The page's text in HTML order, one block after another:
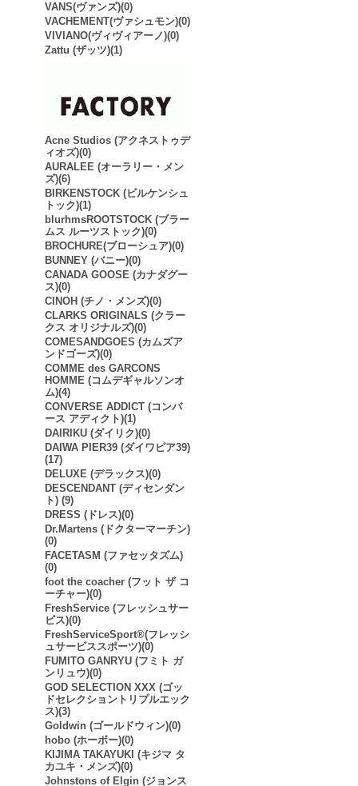
VANS(ヴァンズ)(0)
VACHEMENT(ヴァシュモン)(0)
VIVIANO(ヴィヴィアーノ)(0)
Zattu (ザッツ)(1)
Acne Studios (アクネストゥデ
ィオズ)(0)
AURALEE (オーラリー・メン
ズ)(6)
BIRKENSTOCK (ビルケンシュ
トック)(1)
blurhmsROOTSTOCK (ブラー
ムス ルーツストック)(0)
BROCHURE(ブローシュア)(0)
BUNNEY (バニー)(0)
CANADA GOOSE (カナダグー
ス)(0)
CINOH (チノ・メンズ)(0)
CLARKS ORIGINALS (クラー
クス オリジナルズ)(0)
COMESANDGOES (カムズア
ンドゴーズ)(0)
COMME des GARCONS
HOMME (コムデギャルソンオ
ム)(4)
CONVERSE ADDICT (コンバ
ース アディクト)(1)
DAIRIKU (ダイリク)(0)
DAIWA PIER39 (ダイワピア39)
(17)
DELUXE (デラックス)(0)
DESCENDANT (ディセンダン
ト) (9)
DRESS (ドレス)(0)
Dr.Martens (ドクターマーチン)
(0)
FACETASM (ファセッタズム)
(0)
foot the coacher (フット ザ コ
ーチャー)(0)
FreshService (フレッシュサー
ビス)(0)
FreshServiceSport®︎(フレッシ
ュサービススポーツ)(0)
FUMITO GANRYU (フミト ガ
ンリュウ)(0)
GOD SELECTION XXX (ゴッ
ドセレクショントリプルエック
ス)(3)
Goldwin (ゴールドウィン)(0)
hobo (ホーボー)(0)
KIJIMA TAKAYUKI (キジマ タ
カユキ・メンズ)(0)
Johnstons of Elgin (ジョンス